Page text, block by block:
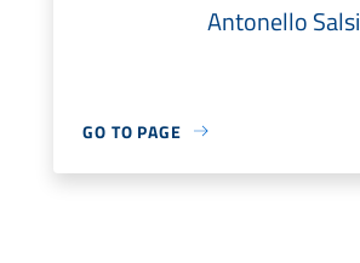
Antonello Salsi
GO TO PAGE